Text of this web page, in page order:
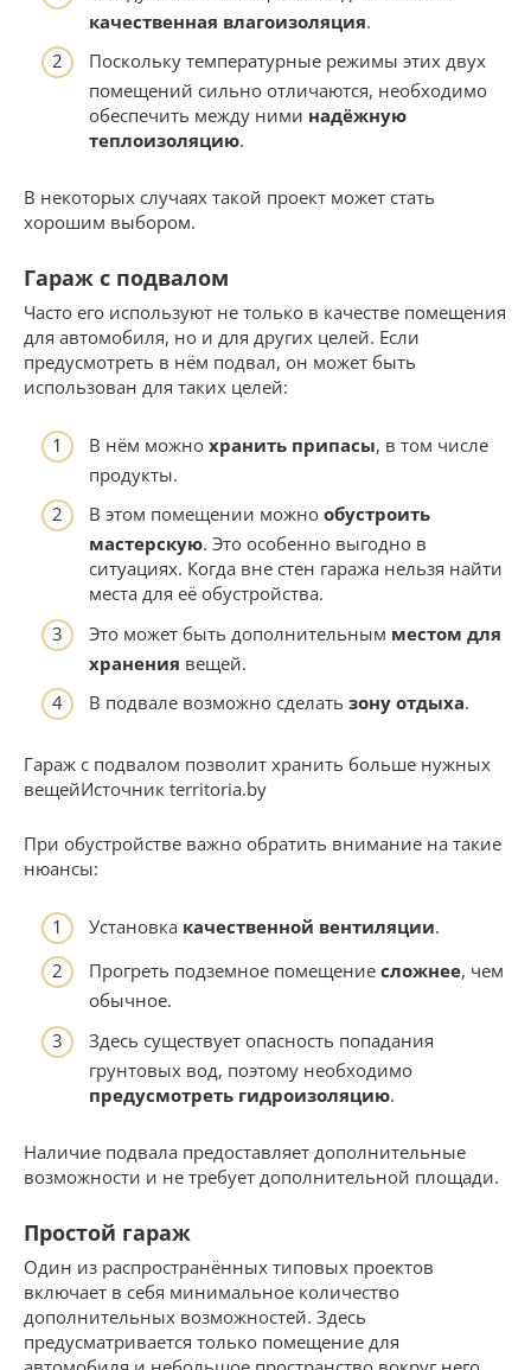
качественная влагоизоляция.
Поскольку температурные режимы этих двух
помещений сильно отличаются, необходимо
обеспечить между ними надёжную
теплоизоляцию.
В некоторых случаях такой проект может стать
хорошим выбором.
Гараж с подвалом
Часто его используют не только в качестве помещения
для автомобиля, но и для других целей. Если
предусмотреть в нём подвал, он может быть
использован для таких целей:
В нём можно хранить припасы, в том числе
продукты.
В этом помещении можно обустроить
мастерскую. Это особенно выгодно в
ситуациях. Когда вне стен гаража нельзя найти
места для её обустройства.
Это может быть дополнительным местом для
хранения вещей.
В подвале возможно сделать зону отдыха.
Гараж с подвалом позволит хранить больше нужных
вещейИсточник territoria.by
При обустройстве важно обратить внимание на такие
нюансы:
Установка качественной вентиляции.
Прогреть подземное помещение сложнее, чем
обычное.
Здесь существует опасность попадания
грунтовых вод, поэтому необходимо
предусмотреть гидроизоляцию.
Наличие подвала предоставляет дополнительные
возможности и не требует дополнительной площади.
Простой гараж
Один из распространённых типовых проектов
включает в себя минимальное количество
дополнительных возможностей. Здесь
предусматривается только помещение для